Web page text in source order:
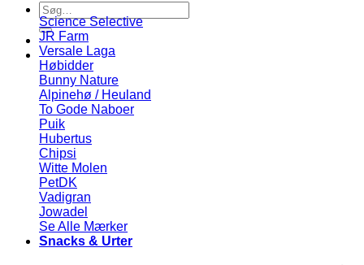
Søg
efter:
Science Selective
JR Farm
Versale Laga
Høbidder
Bunny Nature
Alpinehø / Heuland
To Gode Naboer
Puik
Hubertus
Chipsi
Witte Molen
PetDK
Vadigran
Jowadel
Se Alle Mærker
Snacks & Urter